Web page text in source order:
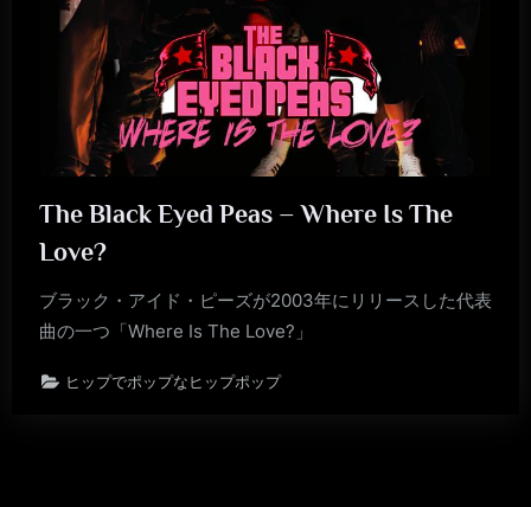
The Black Eyed Peas – Where Is The
Love?
ブラック・アイド・ピーズが2003年にリリースした代表
曲の一つ「Where Is The Love?」
ヒップでポップなヒップポップ